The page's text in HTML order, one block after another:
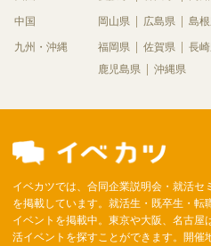
中国 岡山県 広島県 島
九州・沖縄 福岡県 佐賀県 長
鹿児島県
沖縄県
イベカツでは、合同企業説明会・就活セ
を掲載しています。就活生・既卒生・転
イベントを掲載中。東京や大阪、名古屋
活イベントを探すことができます。開催